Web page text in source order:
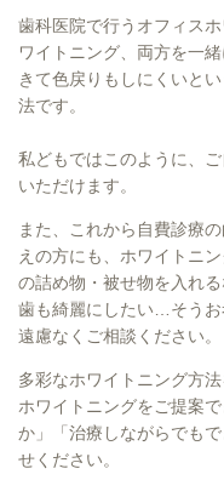
歯科医院で行うオフィス
ワイトニング、両方を一
きて色戻りもしにくいと
法です。
私どもではこのように、
いただけます。
また、これから自費診療
えの方にも、ホワイトニ
の詰め物・被せ物を入れ
歯も綺麗にしたい…そうお
遠慮なくご相談ください。
多彩なホワイトニング方
ホワイトニングをご提案
か」「治療しながらでも
せください。